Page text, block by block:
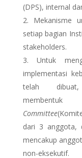
(DPS), internal
Mekanisme
setiap bagian
stakeholders.
Untuk
implementasi
telah
Committee
dari 3 anggota,
mencakup
non-eksekutif.